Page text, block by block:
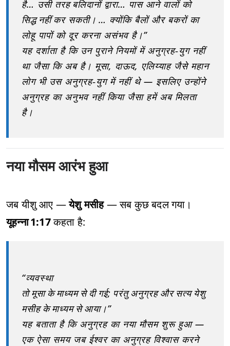
है… उसी तरह बलिदानों द्वारा… पास आने वालों को
सिद्ध नहीं कर सकती। … क्योंकि बैलों और बकरों का
लोहू पापों को दूर करना असंभव है।”
यह दर्शाता है कि उन पुराने नियमों में अनुग्रह‑युग नहीं
था जैसा कि अब है। मूसा, दाऊद, एलिय्याह जैसे महान
लोग भी उस अनुग्रह‑युग में नहीं थे — इसलिए उन्होंने
अनुग्रह का अनुभव नहीं किया जैसा हमें अब मिलता
है।
नया मौसम आरंभ हुआ
जब यीशु आए —येशु मसीह— सब कुछ बदल गया।
यूहन्ना 1:17कहता है:
“व्यवस्था
तो मूसा के माध्यम से दी गई; परंतु अनुग्रह और सत्य येशु
मसीह के माध्यम से आया।”
यह बताता है कि अनुग्रह का नया मौसम शुरू हुआ —
एक ऐसा समय जब ईश्वर का अनुग्रह विश्वास करने